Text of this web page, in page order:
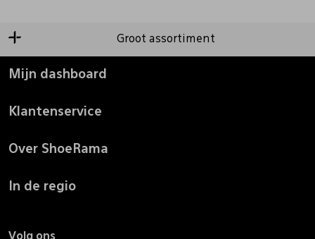
Groot assortiment
Mijn dashboard
Klantenservice
Over ShoeRama
In de regio